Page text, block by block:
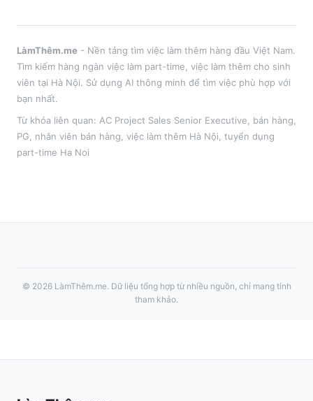
LàmThêm.me - Nền tảng tìm việc làm thêm hàng đầu Việt Nam.
Tìm kiếm hàng ngàn việc làm part-time, việc làm thêm cho sinh
viên tại Hà Nội. Sử dụng AI thông minh để tìm việc phù hợp với
bạn nhất.
Từ khóa liên quan: AC Project Sales Senior Executive
bán hàng,
PG, nhân viên bán hàng , việc làm thêm Hà Nội , tuyển dụng
part-time Ha Noi
© 2026 LàmThêm.me. Dữ liệu tổng hợp từ nhiều nguồn, chỉ mang tính
tham khảo.